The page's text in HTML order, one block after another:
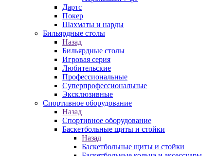
Дартс
Покер
Шахматы и нарды
Бильярдные столы
Назад
Бильярдные столы
Игровая серия
Любительские
Профессиональные
Суперпрофессиональные
Эксклюзивные
Спортивное оборудование
Назад
Спортивное оборудование
Баскетбольные щиты и стойки
Назад
Баскетбольные щиты и стойки